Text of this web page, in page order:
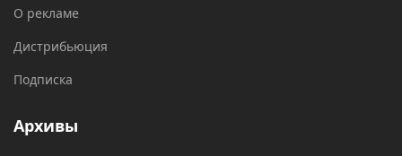
О рекламе
Дистрибьюция
Подписка
Архивы